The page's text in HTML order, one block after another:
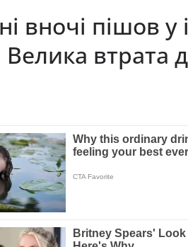
вночі пішов
Велика втрата